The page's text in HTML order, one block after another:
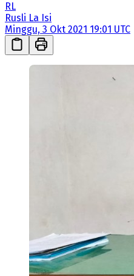
RL
Rusli La Isi
Minggu, 3 Okt 2021 19:01 UTC